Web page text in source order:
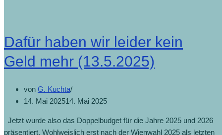
erst
Dafür haben wir leider kein
Geld mehr (13.5.2025)
von G. Kuchta
14. Mai 202514. Mai 2025
Jetzt wurde also das Doppelbudget für die Jahre 2025 und 2026
präsentiert. Wohlweislich erst nach der Wienwahl 2025 als letzten